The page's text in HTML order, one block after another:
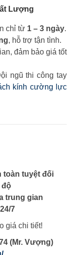
Lượng
chỉ từ 1 – 3 ngày.
, hỗ trợ tận tình.
đảm bảo giá tốt
ngũ thi công tay
kính cường lực
toàn tuyệt đối
độ
trung gian
7
giá chi tiết!
(Mr. Vượng)